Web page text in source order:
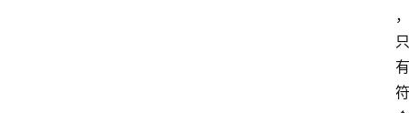
，
只
有
符